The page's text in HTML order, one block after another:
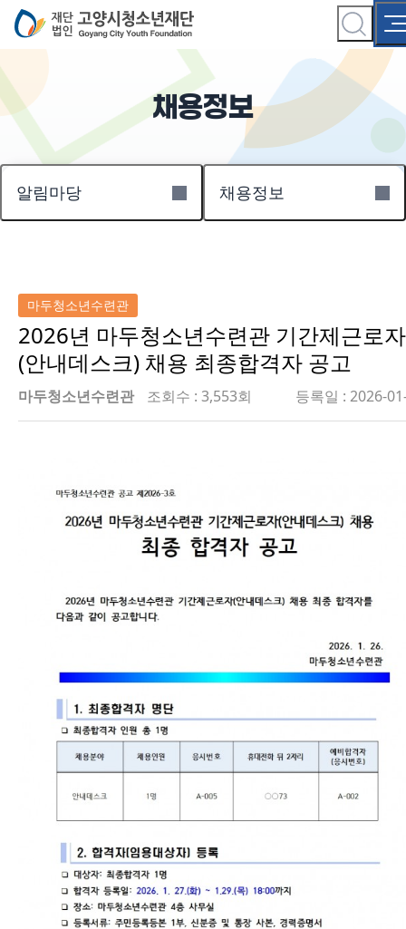
채용정보
알림마당 채용정보
마두청소년수련관
2026년 마두청소년수련관 기간제근로자
(안내데스크) 채용 최종합격자 공고
마두청소년수련관 조회수 : 3,553회 등록일 : 2026-